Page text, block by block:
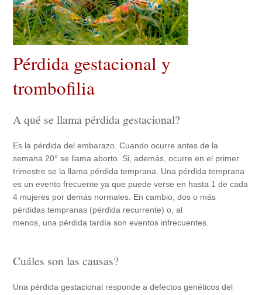
Pérdida gestacional y
trombofilia
A qué se llama pérdida gestacional?
Es la pérdida del embarazo. Cuando ocurre antes de la
semana 20° se llama aborto. Si, además, ocurre en el primer
trimestre se la llama pérdida temprana. Una pérdida temprana
es un evento frecuente ya que puede verse en hasta 1 de cada
4 mujeres por demás normales. En cambio, dos o más
pérdidas tempranas (pérdida recurrente) o, al
menos, una pérdida tardía son eventos infrecuentes.
Cuáles son las causas?
Una pérdida gestacional responde a defectos genéticos del